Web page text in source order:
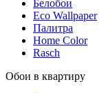
Белобои
Eco Wallpaper
Палитра
Home Color
Rasch
Обои в квартиру